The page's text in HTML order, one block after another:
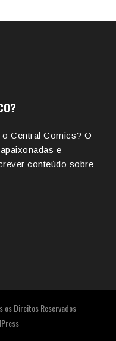
Central Comics? O
e
conteúdo sobre
Direitos Reservados